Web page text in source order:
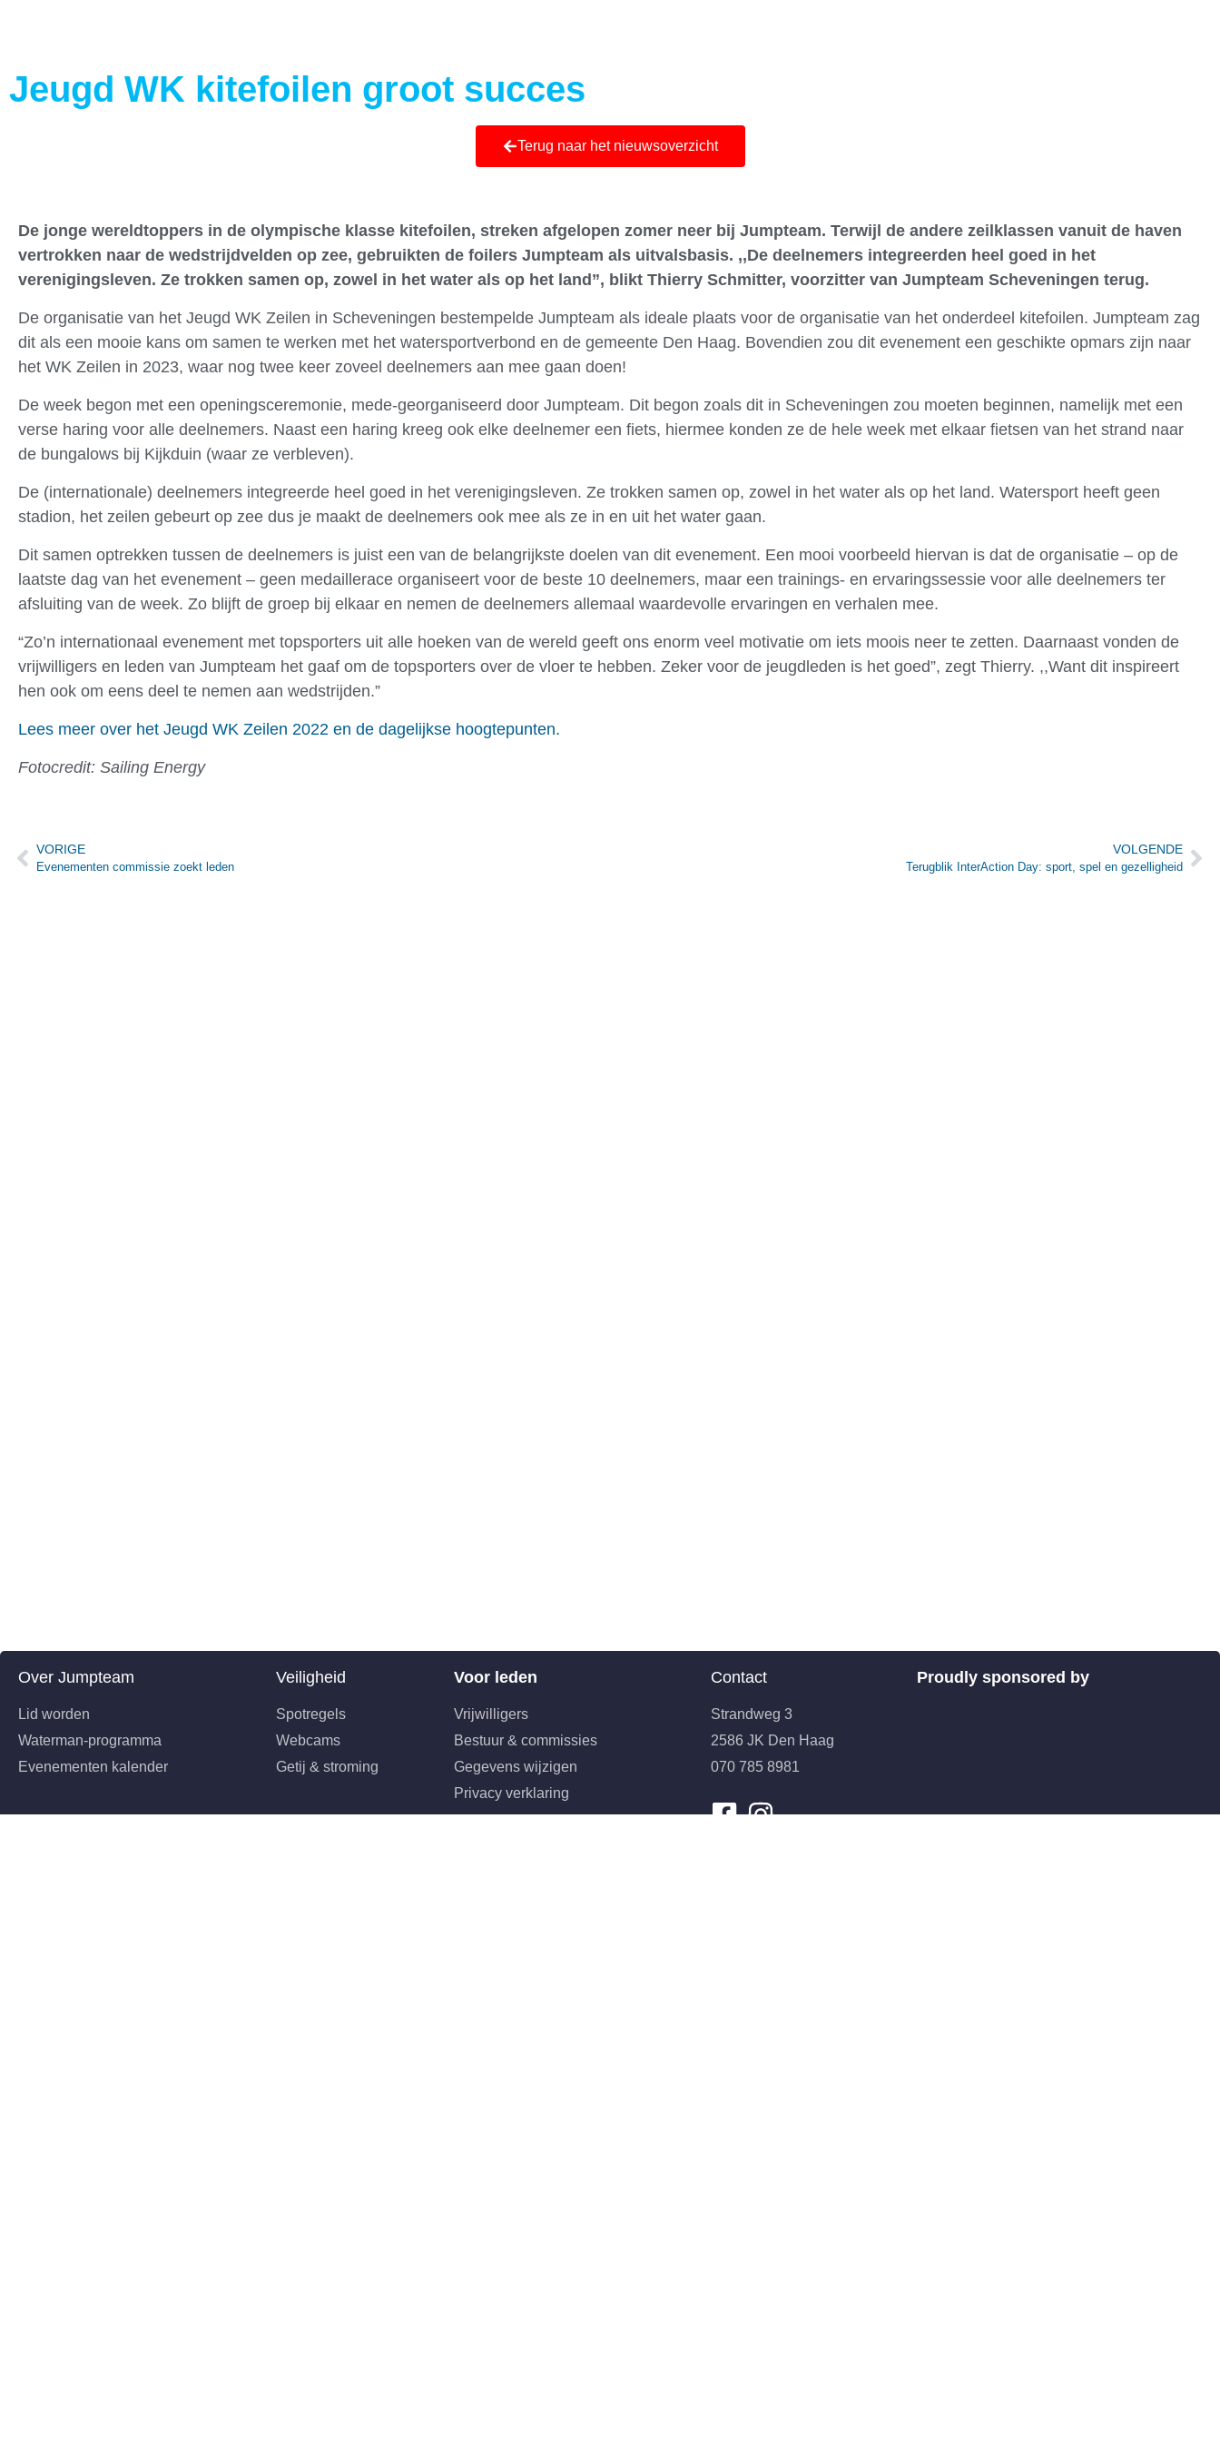
Jeugd WK kitefoilen groot succes
Terug naar het nieuwsoverzicht
De jonge wereldtoppers in de olympische klasse kitefoilen, streken afgelopen zomer neer bij Jumpteam. Terwijl de andere zeilklassen vanuit de haven
vertrokken naar de wedstrijdvelden op zee, gebruikten de foilers Jumpteam als uitvalsbasis. ,,De deelnemers integreerden heel goed in het
verenigingsleven. Ze trokken samen op, zowel in het water als op het land”, blikt Thierry Schmitter, voorzitter van Jumpteam Scheveningen terug.
De organisatie van het Jeugd WK Zeilen in Scheveningen bestempelde Jumpteam als ideale plaats voor de organisatie van het onderdeel kitefoilen. Jumpteam zag
dit als een mooie kans om samen te werken met het watersportverbond en de gemeente Den Haag. Bovendien zou dit evenement een geschikte opmars zijn naar
het WK Zeilen in 2023, waar nog twee keer zoveel deelnemers aan mee gaan doen!
De week begon met een openingsceremonie, mede-georganiseerd door Jumpteam. Dit begon zoals dit in Scheveningen zou moeten beginnen, namelijk met een
verse haring voor alle deelnemers. Naast een haring kreeg ook elke deelnemer een fiets, hiermee konden ze de hele week met elkaar fietsen van het strand naar
de bungalows bij Kijkduin (waar ze verbleven).
De (internationale) deelnemers integreerde heel goed in het verenigingsleven. Ze trokken samen op, zowel in het water als op het land. Watersport heeft geen
stadion, het zeilen gebeurt op zee dus je maakt de deelnemers ook mee als ze in en uit het water gaan.
Dit samen optrekken tussen de deelnemers is juist een van de belangrijkste doelen van dit evenement. Een mooi voorbeeld hiervan is dat de organisatie – op de
laatste dag van het evenement – geen medaillerace organiseert voor de beste 10 deelnemers, maar een trainings- en ervaringssessie voor alle deelnemers ter
afsluiting van de week. Zo blijft de groep bij elkaar en nemen de deelnemers allemaal waardevolle ervaringen en verhalen mee.
“Zo’n internationaal evenement met topsporters uit alle hoeken van de wereld geeft ons enorm veel motivatie om iets moois neer te zetten. Daarnaast vonden de
vrijwilligers en leden van Jumpteam het gaaf om de topsporters over de vloer te hebben. Zeker voor de jeugdleden is het goed”, zegt Thierry. ,,Want dit inspireert
hen ook om eens deel te nemen aan wedstrijden.”
Lees meer over het Jeugd WK Zeilen 2022 en de dagelijkse hoogtepunten.
Fotocredit: Sailing Energy
VORIGE
Evenementen commissie zoekt leden
VOLGENDE
Terugblik InterAction Day: sport, spel en gezelligheid
Over Jumpteam
Lid worden
Waterman-programma
Evenementen kalender
Veiligheid
Spotregels
Webcams
Getij & stroming
Voor leden
Vrijwilligers
Bestuur & commissies
Gegevens wijzigen
Privacy verklaring
Contact
Strandweg 3
2586 JK Den Haag
070 785 8981
Proudly sponsored by